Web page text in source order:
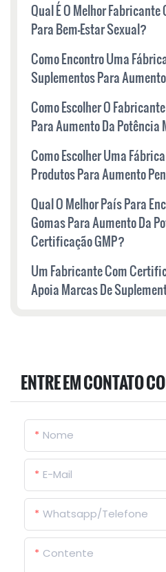
Qual É O Melhor
Para Bem-Estar Sexual?
Como Encontro Uma
Suplementos Para
Como Escolher O
Para Aumento Da
Como Escolher Uma
Produtos Para Aumento
Qual O Melhor País Para
Gomas Para Aumento Da
Certificação GMP?
Um Fabricante Com
Apoia Marcas De
ENTRE EM CONTATO
Nome
E-Mail
Whatsapp/Telefone
Contente